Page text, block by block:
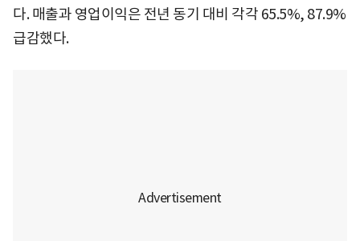
다. 매출과 영업이익은 전년 동기 대비 각각 65.5%, 87.9%
급감했다.